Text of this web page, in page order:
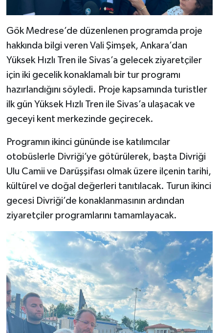
Gök Medrese’de düzenlenen programda proje
hakkında bilgi veren Vali Şimşek, Ankara’dan
Yüksek Hızlı Tren ile Sivas’a gelecek ziyaretçiler
için iki gecelik konaklamalı bir tur programı
hazırlandığını söyledi. Proje kapsamında turistler
ilk gün Yüksek Hızlı Tren ile Sivas’a ulaşacak ve
geceyi kent merkezinde geçirecek.
Programın ikinci gününde ise katılımcılar
otobüslerle Divriği’ye götürülerek, başta Divriği
Ulu Camii ve Darüşşifası olmak üzere ilçenin tarihi,
kültürel ve doğal değerleri tanıtılacak. Turun ikinci
gecesi Divriği’de konaklanmasının ardından
ziyaretçiler programlarını tamamlayacak.